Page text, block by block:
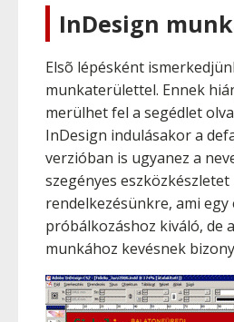
InDesign
Elsõ lépésként
munkaterülettel. Ennek
merülhet fel a segédlet
InDesign indulásakor a
verzióban is ugyanez a
szegényes eszközkészletet
rendelkezésünkre, ami egy
próbálkozáshoz kiváló, de
munkához kevésnek